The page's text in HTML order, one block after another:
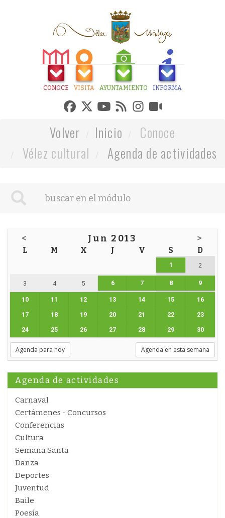
CONOCE VISITA AYUNTAMIENTO INFORMA
Volver Inicio
Conoce
Vélez cultural
Agenda de actividades
< Jun 2013 >
L M X J V S D
1 2
3 4 5 6 7 8 9
10 11 12 13 14 15 16
17 18 19 20 21 22 23
24 25 26 27 28 29 30
Agenda para hoy Agenda en esta semana
Agenda de actividades
Carnaval
Certámenes - Concursos
Conferencias
Cultura
Semana Santa
Danza
Deportes
Juventud
Baile
Poesía